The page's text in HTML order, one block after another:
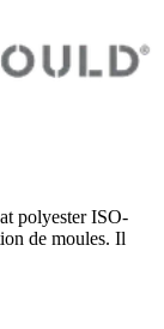
polyester ISO-
de moules. Il